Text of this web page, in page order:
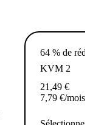
64 % de
KVM 2
21,49 €
7,79 €/mois